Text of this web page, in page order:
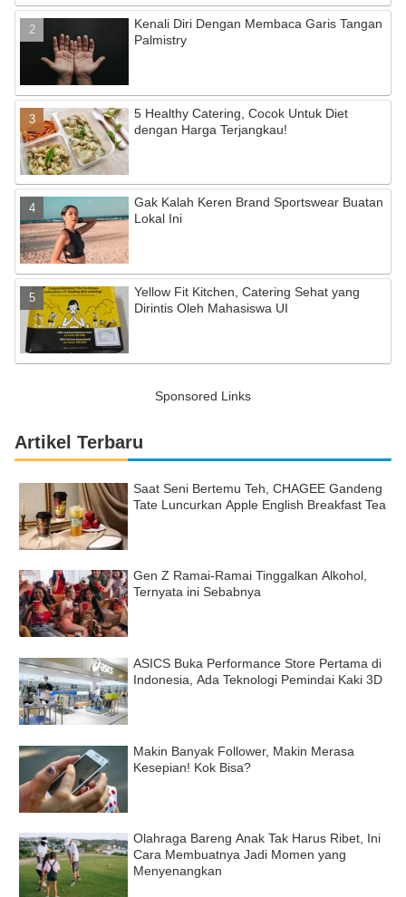
Kenali Diri Dengan Membaca Garis Tangan
Palmistry
5 Healthy Catering, Cocok Untuk Diet
dengan Harga Terjangkau!
Gak Kalah Keren Brand Sportswear Buatan
Lokal Ini
Yellow Fit Kitchen, Catering Sehat yang
Dirintis Oleh Mahasiswa UI
Sponsored Links
Artikel Terbaru
Saat Seni Bertemu Teh, CHAGEE Gandeng
Tate Luncurkan Apple English Breakfast Tea
Gen Z Ramai-Ramai Tinggalkan Alkohol,
Ternyata ini Sebabnya
ASICS Buka Performance Store Pertama di
Indonesia, Ada Teknologi Pemindai Kaki 3D
Makin Banyak Follower, Makin Merasa
Kesepian! Kok Bisa?
Olahraga Bareng Anak Tak Harus Ribet, Ini
Cara Membuatnya Jadi Momen yang
Menyenangkan